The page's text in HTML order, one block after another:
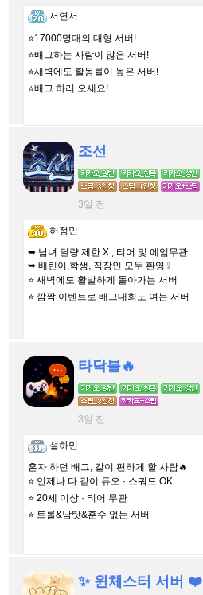
서연서
⭐️17000명대의 대형 서버!
⭐️배그하는 사람이 많은 서버!
⭐️새벽에도 활동률이 높은 서버!
⭐️배그 하러 오세요!
조선
3일 전
허정민
➥ 남녀 딜량 제한 X , 티어 및 에임무관
➥ 배린이,학생, 직장인 모두 환영 ❕
⭐️ 새벽에도 활발하게 돌아가는 서버
⭐️ 깜짝 이벤트로 배그대회도 여는 서버
타닥불🔥
3일 전
설하민
혼자 하던 배그, 같이 편하게 할 사람🔥
⭐ 언제나 다 같이 듀오 · 스쿼드 OK
⭐ 20세 이상 · 티어 무관
⭐ 트롤&남탓&훈수 없는 서버
✨ 윈체스터 서버 ❤️